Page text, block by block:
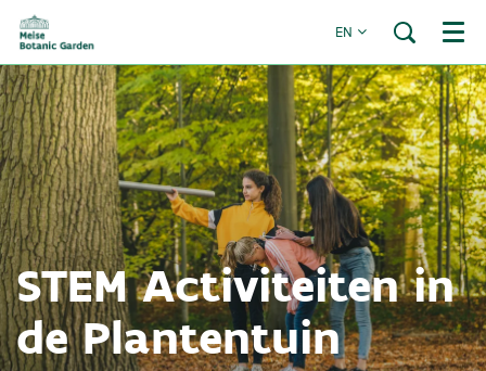
EN Menu
STEM Activiteiten in
de Plantentuin